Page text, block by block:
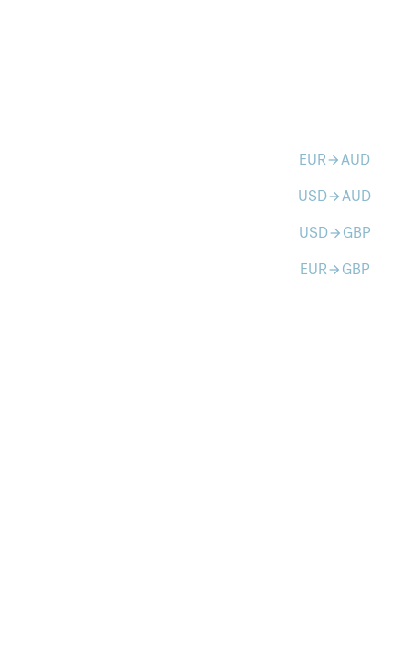
EURarrow_forwardAUD
USDarrow_forwardAUD
USDarrow_forward GBP
EURarrow_forward GBP